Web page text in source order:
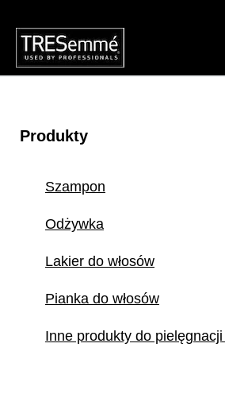
Produkty
Szampon
Odżywka
Lakier do włosów
Pianka do włosów
Inne produkty do pielęgnacji